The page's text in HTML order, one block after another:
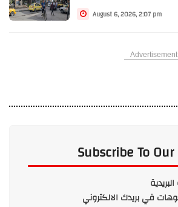
August 6, 2026, 2:07 pm
Advertisement
Subscribe To
في بريدك الالكتروني